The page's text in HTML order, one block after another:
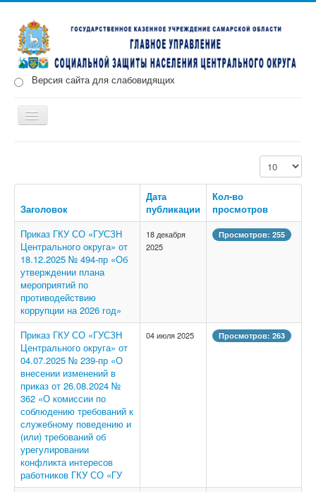
Версия сайта для слабовидящих
Включить/
Противодействие коррупции Запись на прием
Кол-во
Заголовок
Дата
публикации
Кол-во
просмотров
Приказ ГКУ СО «ГУСЗН
Центрального округа» от
18.12.2025 № 494-пр «Об
утверждении плана
мероприятий по
противодействию
коррупции на 2026 год»
18 декабря
2025
Просмотров: 255
Приказ ГКУ СО «ГУСЗН
Центрального округа» от
04.07.2025 № 239-пр «О
внесении изменений в
приказ от 26.08.2024 №
362 «О комиссии по
соблюдению требований к
служебному поведению и
(или) требований об
урегулировании
конфликта интересов
работников ГКУ СО «ГУ
04 июля 2025 Просмотров: 263